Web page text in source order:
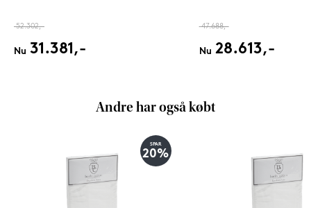
52.302,-
Nu 31.381,-
47.688,-
Nu 28.613,-
Andre har også købt
SPAR
20%